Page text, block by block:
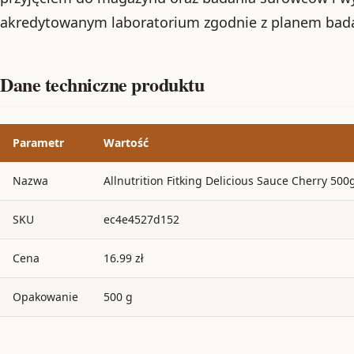
akredytowanym laboratorium zgodnie z planem
Dane techniczne produktu
Parametr Wartość
Nazwa Allnutrition Fitking Delicious Sauce Cherry
SKU ec4e4527d152
Cena 16.99 zł
Opakowanie 500 g